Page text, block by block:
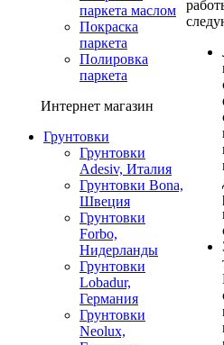
паркета маслом
Покраска
паркета
Полировка
паркета
Интернет магазин
Грунтовки
Грунтовки
Adesiv, Италия
Грунтовки Bona,
Швеция
Грунтовки
Forbo,
Нидерланды
Грунтовки
Lobadur,
Германия
Грунтовки
Neolux,